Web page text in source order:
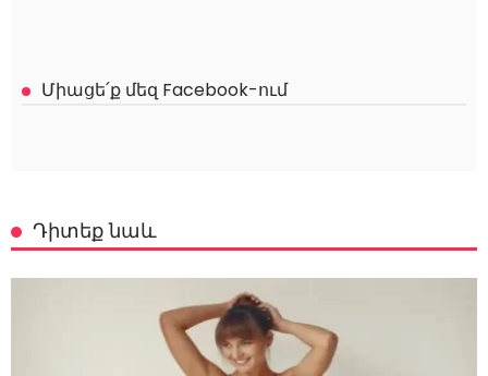
Միացե՛ք մեզ Facebook-ում
Դիտեք նաև